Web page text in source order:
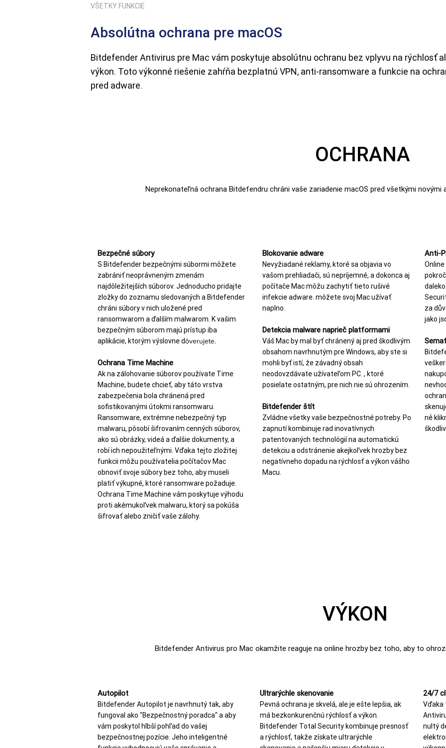
VŠETKY FUNKCIE
Absolútna ochrana pre macOS
Bitdefender Antivirus pre Mac vám poskytuje absolútnu ochranu bez vplyvu na rýchlosť
výkon. Toto výkonné riešenie zahŕňa bezplatnú VPN, anti-ransomware a funkcie na
pred adware.
OCHRANA
Neprekonateľná ochrana Bitdefendru chráni vaše zariadenie macOS pred všetkými novými
Bezpečné súbory
S Bitdefender bezpečnými súbormi môžete
zabrániť neoprávneným zmenám
najdôležitejších súborov. Jednoducho pridajte
zložky do zoznamu sledovaných a Bitdefender
chráni súbory v nich uložené pred
ransomwarom a ďalším malwarom. K vašim
bezpečným súborom majú prístup iba
aplikácie, ktorým výslovne dôverujete.
Ochrana Time Machine
Ak na zálohovanie súborov používate Time
Machine, budete chcieť, aby táto vrstva
zabezpečenia bola chránená pred
sofistikovanými útokmi ransomwaru.
Ransomware, extrémne nebezpečný typ
malwaru, pôsobí šifrovaním cenných súborov,
ako sú obrázky, videá a ďalšie dokumenty, a
robí ich nepoužiteľnými. Vďaka tejto zložitej
funkcii môžu používatelia počítačov Mac
obnoviť svoje súbory bez toho, aby museli
platiť výkupné, ktoré ransomware požaduje.
Ochrana Time Machine vám poskytuje výhodu
proti akémukoľvek malwaru, ktorý sa pokúša
šifrovať alebo zničiť vaše zálohy.
Blokovanie adware
Nevyžiadané reklamy, ktoré sa objavia vo
vašom prehliadači, sú nepríjemné, a dokonca aj
počítače Mac môžu zachytiť tieto rušivé
infekcie adware. môžete svoj Mac užívať
naplno.
Detekcia malware naprieč platformami
Váš Mac by mal byť chránený aj pred škodlivým
obsahom navrhnutým pre Windows, aby ste si
mohli byť istí, že závadný obsah
neodovzdávate užívateľom PC. , ktoré
posielate ostatným, pre nich nie sú ohrozením.
Bitdefender štít
Zvládne všetky vaše bezpečnostné potreby. Po
zapnutí kombinuje rad inovatívnych
patentovaných technológií na automatickú
detekciu a odstránenie akejkoľvek hrozby bez
negatívneho dopadu na rýchlosť a výkon vášho
Macu.
Anti-
za
jako
ně
VÝKON
Bitdefender Antivirus pro Mac okamžite reaguje na online hrozby bez toho, aby to
Autopilot
Bitdefender Autopilot je navrhnutý tak, aby
fungoval ako "Bezpečnostný poradca" a aby
vám poskytol hlbší pohľad do vašej
bezpečnostnej pozície. Jeho inteligentné
Ultrarýchle skenovanie
Pevná ochrana je skvelá, ale je ešte lepšia, ak
má bezkonkurenčnú rýchlosť a výkon.
Bitdefender Total Security kombinuje presnosť
a rýchlosť, takže získate ultrarýchle
24/7
Vďaka
nultý